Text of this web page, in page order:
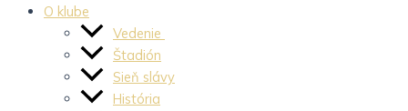
O klube
Vedenie
Štadión
Sieň slávy
História